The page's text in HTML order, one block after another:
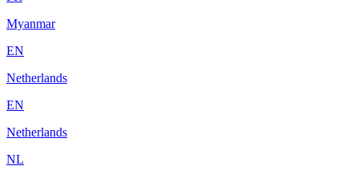
Myanmar
EN
Netherlands
EN
Netherlands
NL